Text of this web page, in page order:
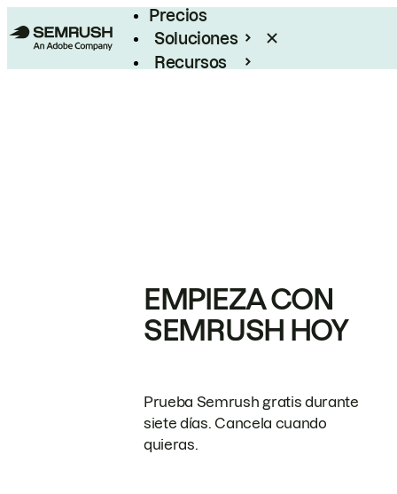
Precios
Soluciones
Recursos
EMPIEZA CON
SEMRUSH HOY
Prueba Semrush gratis durante
siete días. Cancela cuando
quieras.